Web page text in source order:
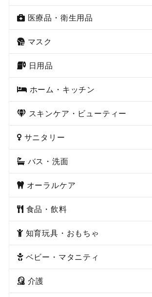
医療品・衛生用品
マスク
日用品
ホーム・キッチン
スキンケア・ビューティー
サニタリー
バス・洗面
オーラルケア
食品・飲料
知育玩具・おもちゃ
ベビー・マタニティ
介護